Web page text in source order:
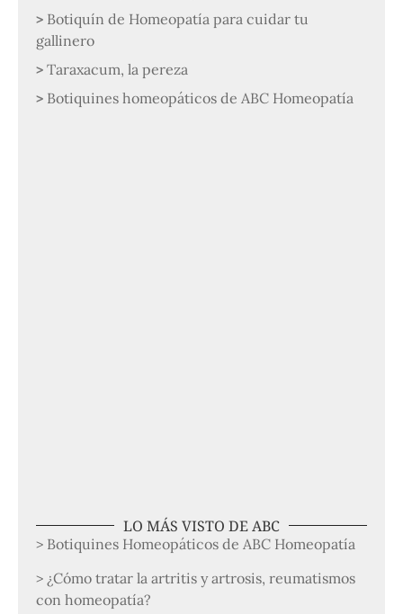
Botiquín de Homeopatía para cuidar tu
gallinero
Taraxacum, la pereza
Botiquines homeopáticos de ABC Homeopatía
LO MÁS VISTO DE ABC
> Botiquines Homeopáticos de ABC Homeopatía
> ¿Cómo tratar la artritis y artrosis, reumatismos
con homeopatía?